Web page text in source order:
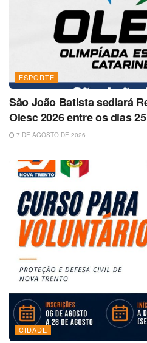
ESPORTE
São João Batista sediará
Olesc 2026 entre os dias
7 DE AGOSTO DE 2026
CIDADE